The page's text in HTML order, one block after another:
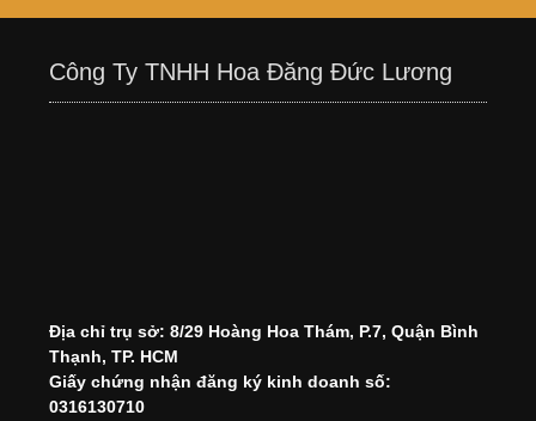
Công Ty TNHH Hoa Đăng Đức Lương
Địa chỉ trụ sở: 8/29 Hoàng Hoa Thám, P.7, Quận Bình
Thạnh, TP. HCM
Giấy chứng nhận đăng ký kinh doanh số:
0316130710